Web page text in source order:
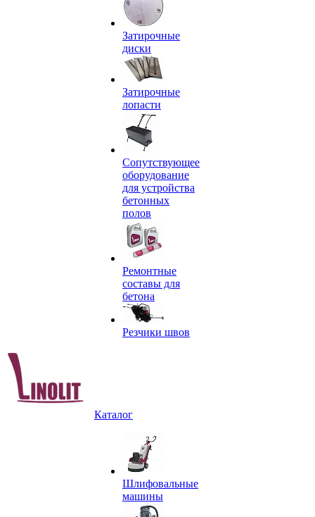
Затирочные
диски
Затирочные
лопасти
Сопутствующее
оборудование
для устройства
бетонных
полов
Ремонтные
составы для
бетона
Резчики швов
Каталог
Шлифовальные
машины